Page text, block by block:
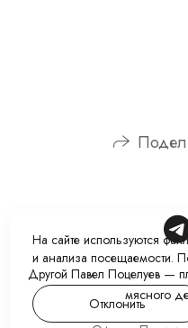
Другой Павел Поцелуев —
мясного
На сайте используются
и анализа посещаемости.
Отклонить